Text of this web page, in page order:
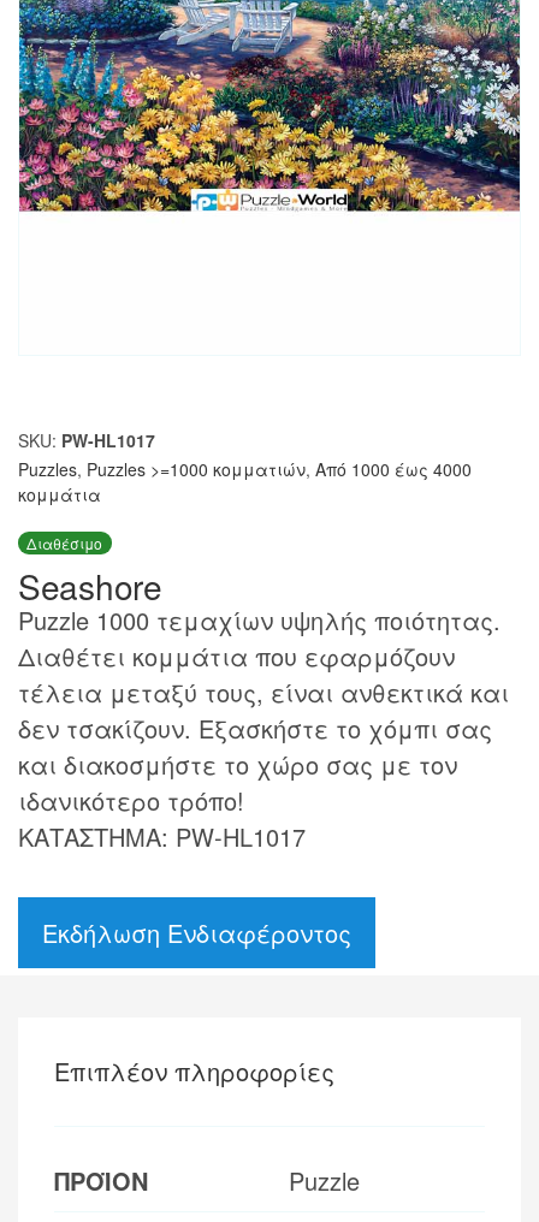
SKU: PW-HL1017
Puzzles, Puzzles >=1000 κομματιών, Από 1000 έως 4000
κομμάτια
Διαθέσιμο
Seashore
Puzzle 1000 τεμαχίων υψηλής ποιότητας.
Διαθέτει κομμάτια που εφαρμόζουν
τέλεια μεταξύ τους, είναι ανθεκτικά και
δεν τσακίζουν. Εξασκήστε το χόμπι σας
και διακοσμήστε το χώρο σας με τον
ιδανικότερο τρόπο!
ΚΑΤΑΣΤΗΜΑ: PW-HL1017
Εκδήλωση Ενδιαφέροντος
Επιπλέον πληροφορίες
ΠΡΟΪΟΝ Puzzle